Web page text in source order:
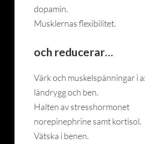
dopamin.
Musklernas flexibilitet.
och reducerar…
Värk och muskelspänningar i
ländrygg och ben.
Halten av stresshormonet
norepinephrine samt kortisol.
Vätska i benen.